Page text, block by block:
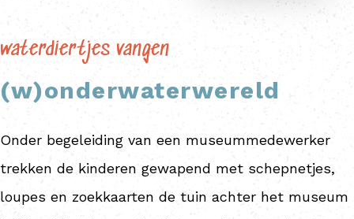
waterdiertjes vangen
(w)onderwaterwereld
Onder begeleiding van een museummedewerker
trekken de kinderen gewapend met schepnetjes,
loupes en zoekkaarten de tuin achter het museum